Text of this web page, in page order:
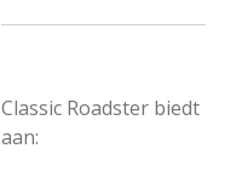
Classic Roadster biedt
aan: